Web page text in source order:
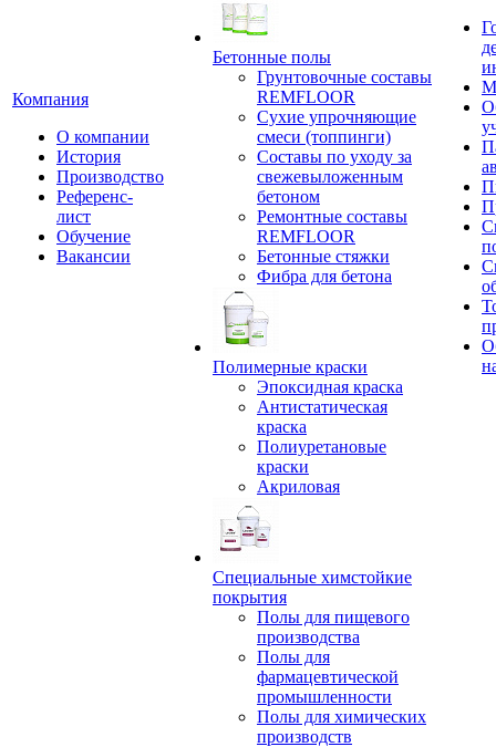
Компания
О компании
История
Производство
Референс-
лист
Обучение
Вакансии
Бетонные полы
Грунтовочные составы
REMFLOOR
Сухие упрочняющие
смеси (топпинги)
Составы по уходу за
свежевыложенным
бетоном
Ремонтные составы
REMFLOOR
Бетонные стяжки
Фибра для бетона
Полимерные краски
Эпоксидная краска
Антистатическая
краска
Полиуретановые
краски
Акриловая
Специальные химстойкие
покрытия
Полы для пищевого
производства
Полы для
фармацевтической
промышленности
Полы для химических
производств